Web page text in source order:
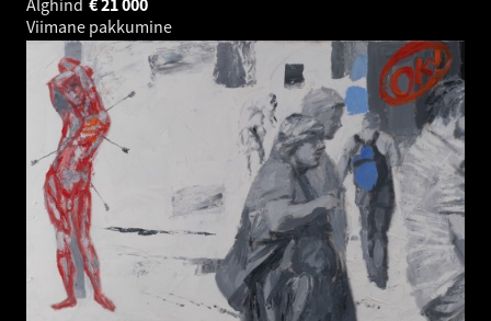
Viimane pakkumine